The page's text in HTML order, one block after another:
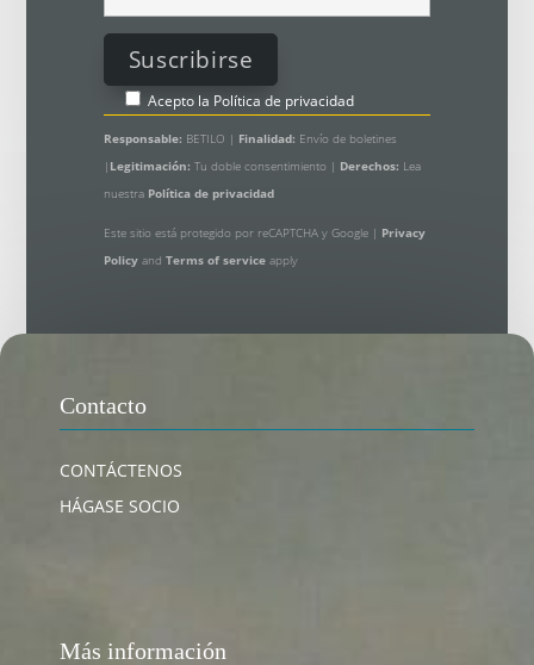
Acepto la Política de privacidad
Responsable: BETILO | Finalidad: Envío de boletines
| Legitimación: Tu doble consentimiento | Derechos: Lea
nuestra Política de privacidad
Este sitio está protegido por reCAPTCHA y Google | Privacy
Policy and Terms of serviceapply
Contacto
CONTÁCTENOS
HÁGASE SOCIO
Más información